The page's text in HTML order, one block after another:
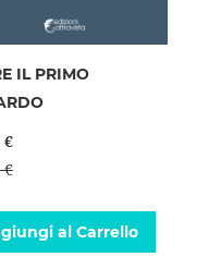
IL PRIMO
€
€
al Carrello